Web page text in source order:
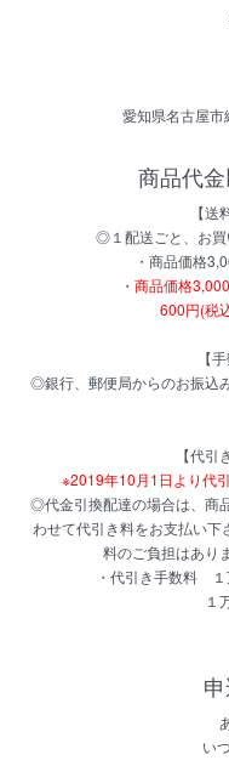
愛知県名古屋市
商品代
【送
◎１配送ごと、お買
・商品価格
・商品価格
600円(税込
【
◎銀行、郵便局からのお振込
【代引
※2019年10月1日より代
◎代金引換配達の場合は、商
わせて代引き料をお支払い
料のご負担はあり
・代引き手数
１万円以上
い